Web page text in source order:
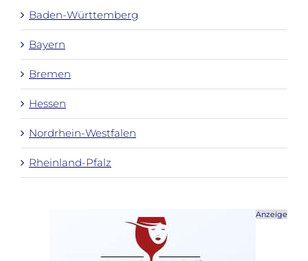
Baden-Württemberg
Bayern
Bremen
Hessen
Nordrhein-Westfalen
Rheinland-Pfalz
Anzeige